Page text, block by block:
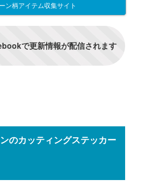
ン柄アイテム収集サイト
で更新情報が配信されます
のカッティングステッカー